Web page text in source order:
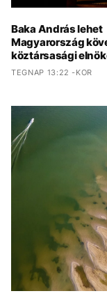
Baka András lehet
Magyarország
köztársasági
TEGNAP 13:22 -KOR